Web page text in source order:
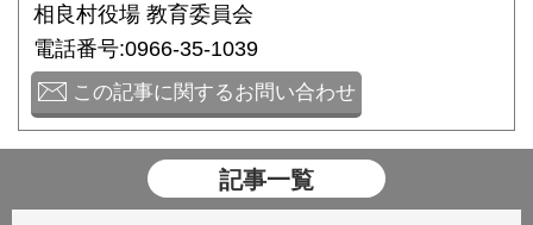
相良村役場 教育委員会
電話番号:0966-35-1039
この記事に関するお問い合わせ
記事一覧